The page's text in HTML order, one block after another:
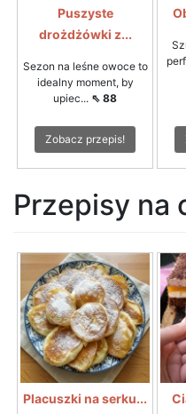
Puszyste
drożdżówki z...
Sezon na leśne owoce to
idealny moment, by
upiec... ⇖ 88
Zobacz przepis!
Przepisy na
Placuszki na serku...